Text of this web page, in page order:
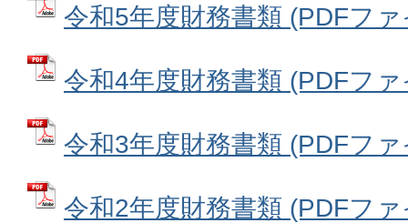
令和5年度財務書類 (PDFフ
令和4年度財務書類 (PDFフ
令和3年度財務書類 (PDFフ
令和2年度財務書類 (PDFフ